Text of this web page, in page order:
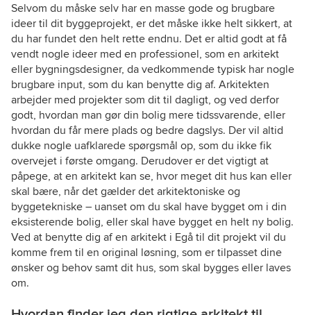
Selvom du måske selv har en masse gode og brugbare
ideer til dit byggeprojekt, er det måske ikke helt sikkert, at
du har fundet den helt rette endnu. Det er altid godt at få
vendt nogle ideer med en professionel, som en arkitekt
eller bygningsdesigner, da vedkommende typisk har nogle
brugbare input, som du kan benytte dig af. Arkitekten
arbejder med projekter som dit til dagligt, og ved derfor
godt, hvordan man gør din bolig mere tidssvarende, eller
hvordan du får mere plads og bedre dagslys. Der vil altid
dukke nogle uafklarede spørgsmål op, som du ikke fik
overvejet i første omgang. Derudover er det vigtigt at
påpege, at en arkitekt kan se, hvor meget dit hus kan eller
skal bære, når det gælder det arkitektoniske og
byggetekniske – uanset om du skal have bygget om i din
eksisterende bolig, eller skal have bygget en helt ny bolig.
Ved at benytte dig af en arkitekt i Egå til dit projekt vil du
komme frem til en original løsning, som er tilpasset dine
ønsker og behov samt dit hus, som skal bygges eller laves
om.